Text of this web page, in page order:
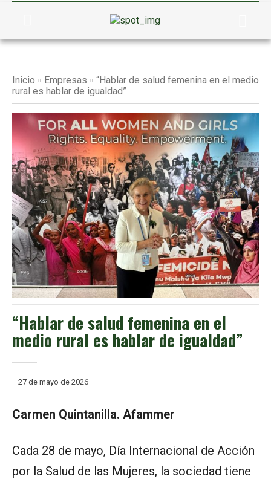
Inicio Empresas
“Hablar de salud femenina en el medio
rural es hablar de igualdad”
“Hablar de salud femenina en el
medio rural es hablar de igualdad”
27 de mayo de 2026
Carmen Quintanilla. Afammer
Cada 28 de mayo, Día Internacional de Acción
por la Salud de las Mujeres, la sociedad tiene